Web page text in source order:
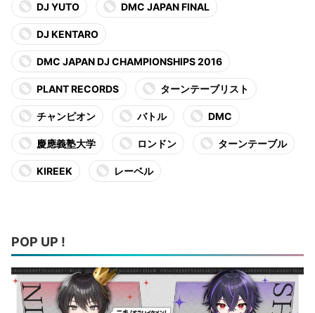
DJ YUTO DMC JAPAN FINAL
DJ KENTARO
DMC JAPAN DJ CHAMPIONSHIPS 2016
PLANT RECORDS ターンテーブリスト
チャンピオン バトル DMC
慶應義塾大学 ロンドン ターンテーブル
KIREEK レーベル
POP UP !